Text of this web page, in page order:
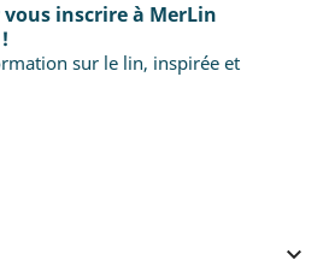
inscrire à MerLin
sur le lin, inspirée et